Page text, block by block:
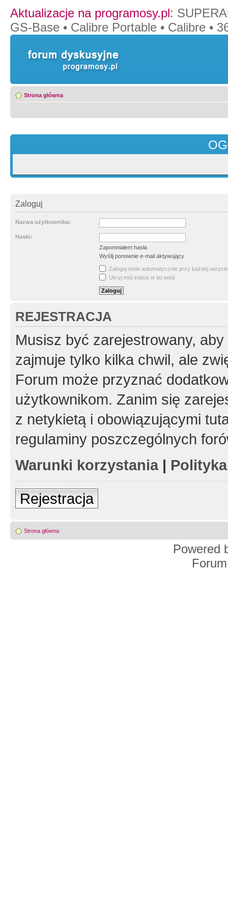
Aktualizacje na programosy.pl:
GS-Base • Calibre Portable • Calibre •
Strona główna
Zaloguj
Nazwa użytkownika:
Hasło:
Zapomniałem hasła
Wyślij ponownie e-mail aktywujący
Zaloguj mnie automatycznie przy każdej wizycie
Ukryj mój status w tej sesji
REJESTRACJA
Musisz być zarejestrowany,
zajmuje tylko kilka chwil, ale
Forum może przyznać
użytkownikom. Zanim się
z netykietą i obowiązującymi
regulaminy poszczególnych
Warunki korzystania|
Rejestracja
Strona główna
Powered